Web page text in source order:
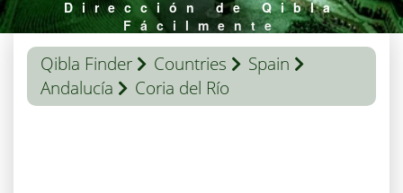
Dirección de Qibla
Fácilmente
Qibla Finder Countries
Spain
Andalucía
Coria del Río